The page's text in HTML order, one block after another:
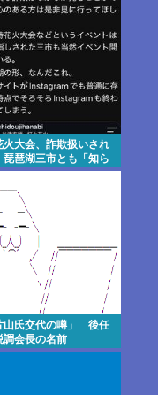
火大会、詐欺扱いされ
琵琶湖三市とも「知ら
式声明
山氏交代の噂」 後任
調会長の名前